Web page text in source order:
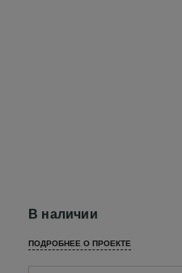
В наличии
ПОДРОБНЕЕ О ПРОЕКТЕ